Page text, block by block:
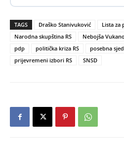
TAGS Draško Stanivuković Lista za
Narodna skupština RS
Nebojša
pdp
politička kriza RS
posebna
prijevremeni izbori RS
SNSD